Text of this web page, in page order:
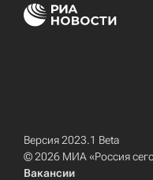
Версия 2023.1 Beta
© 2026 МИА «Россия
Вакансии